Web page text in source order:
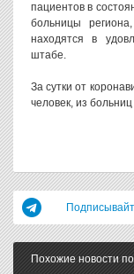
пациентов в
больницы
находятся в
штабе.
За сутки от
человек, из
Похожие новости